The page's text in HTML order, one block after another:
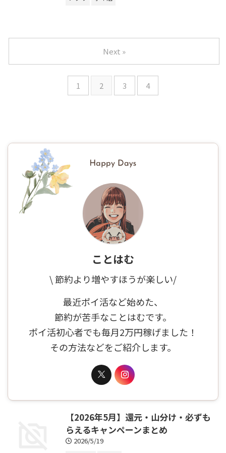
1 2 3 4
Next »
ことはむ
\ 節約より増やすほうが楽しい/
最近ポイ活など始めた、
節約が苦手なことはむです。
ポイ活初心者でも毎月2万円稼げました！
その方法などをご紹介します。
【2026年5月】還元・山分け・必ずも
らえるキャンペーンまとめ
2026/5/19